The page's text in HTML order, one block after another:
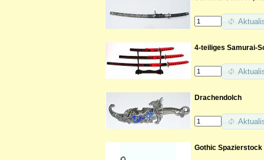
4-teiliges Samurai-
Drachendolch
Gothic